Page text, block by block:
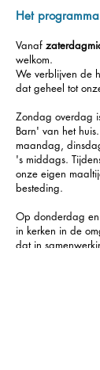
Het programma
Vanaf
welkom.
We verblijven de
dat geheel tot
Zondag overdag
Barn' van het
maandag,
's middags.
onze eigen
besteding.
Op donderdag
in kerken in de
dat in